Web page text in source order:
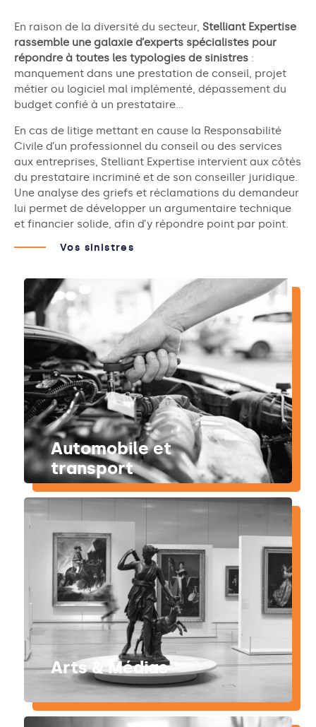
En raison de la diversité du secteur, Stelliant Expertise
rassemble une galaxie d’experts spécialistes pour
répondre à toutes les typologies de sinistres :
manquement dans une prestation de conseil, projet
métier ou logiciel mal implémenté, dépassement du
budget confié à un prestataire…
En cas de litige mettant en cause la Responsabilité
Civile d’un professionnel du conseil ou des services
aux entreprises, Stelliant Expertise intervient aux côtés
du prestataire incriminé et de son conseiller juridique.
Une analyse des griefs et réclamations du demandeur
lui permet de développer un argumentaire technique
et financier solide, afin d’y répondre point par point.
Vos sinistres
Automobile et
transport
Arts & Médias